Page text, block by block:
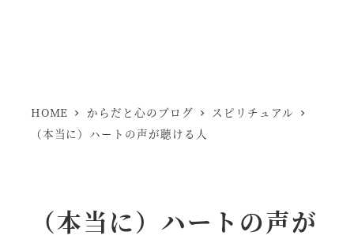
HOME からだと心のブログ
スピリチュアル
（本当に）ハートの声が聴ける人
（本当に）ハートの声が